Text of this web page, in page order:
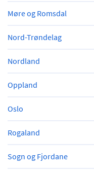
Møre og Romsdal
Nord-Trøndelag
Nordland
Oppland
Oslo
Rogaland
Sogn og Fjordane